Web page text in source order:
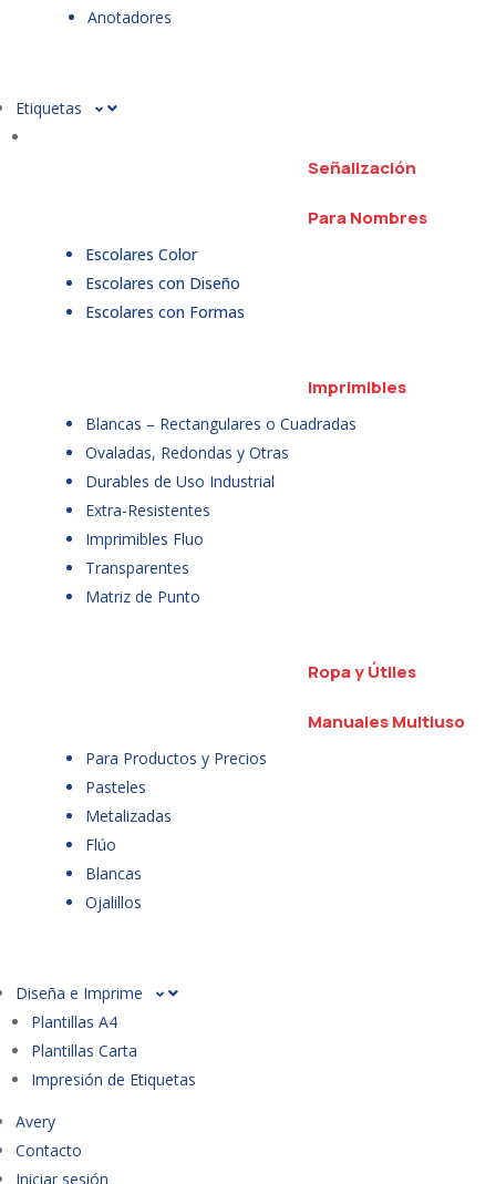
Anotadores
Etiquetas
Señalización
Para Nombres
Escolares Color
Escolares con Diseño
Escolares con Formas
Imprimibles
Blancas – Rectangulares o Cuadradas
Ovaladas, Redondas y Otras
Durables de Uso Industrial
Extra-Resistentes
Imprimibles Fluo
Transparentes
Matriz de Punto
Ropa y Útiles
Manuales Multiuso
Para Productos y Precios
Pasteles
Metalizadas
Flúo
Blancas
Ojalillos
Diseña e Imprime
Plantillas A4
Plantillas Carta
Impresión de Etiquetas
Avery
Contacto
Iniciar sesión